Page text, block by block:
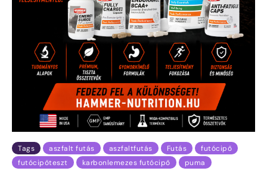
Tags aszfalt futás aszfaltfutás Futás
futócipő
futócipőteszt
karbonlemezes futócipő puma